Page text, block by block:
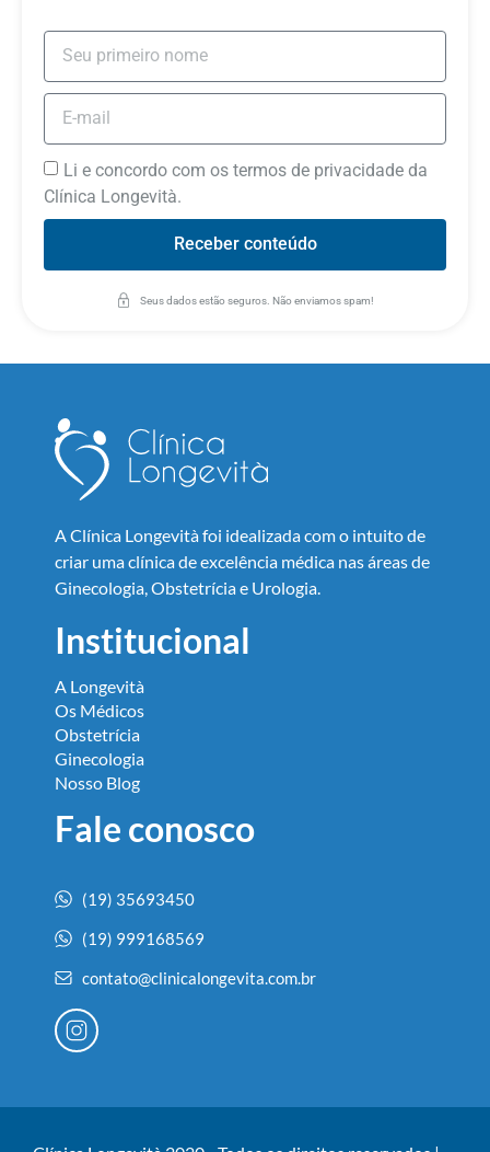
Li e concordo com os termos de privacidade da
Clínica Longevità.
Receber conteúdo
Seus dados estão seguros. Não enviamos spam!
A Clínica Longevità foi idealizada com o intuito de
criar uma clínica de excelência médica nas áreas de
Ginecologia, Obstetrícia e Urologia.
Institucional
A Longevità
Os Médicos
Obstetrícia
Ginecologia
Nosso Blog
Fale conosco
(19) 35693450
(19) 999168569
contato@clinicalongevita.com.br